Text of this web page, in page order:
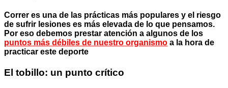
Correr es una de las prácticas más populares y el riesgo
de sufrir lesiones es más elevada de lo que pensamos.
Por eso debemos prestar atención a algunos de los
puntos más débiles de nuestro organismo a la hora de
practicar este deporte
El tobillo: un punto crítico